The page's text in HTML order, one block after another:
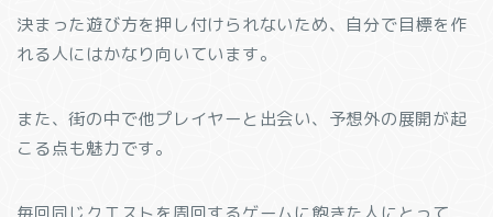
決まった遊び方を押し付けられないため、自分で目標を作
れる人にはかなり向いています。
また、街の中で他プレイヤーと出会い、予想外の展開が起
こる点も魅力です。